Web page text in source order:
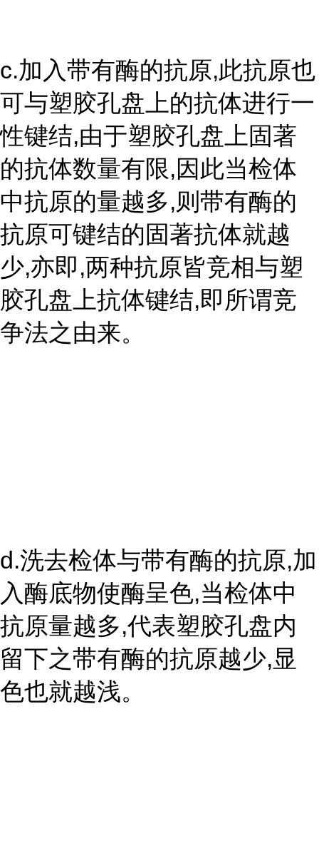
c.加入带有酶的抗原,此抗原也
可与塑胶孔盘上的抗体进行一
性键结,由于塑胶孔盘上固著
的抗体数量有限,因此当检体
中抗原的量越多,则带有酶的
抗原可键结的固著抗体就越
少,亦即,两种抗原皆竞相与塑
胶孔盘上抗体键结,即所谓竞
争法之由来。
d.洗去检体与带有酶的抗原,加
入酶底物使酶呈色,当检体中
抗原量越多,代表塑胶孔盘内
留下之带有酶的抗原越少,显
色也就越浅。